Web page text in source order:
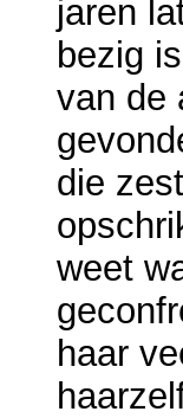
jaren
bezig
van de
die
weet
haar